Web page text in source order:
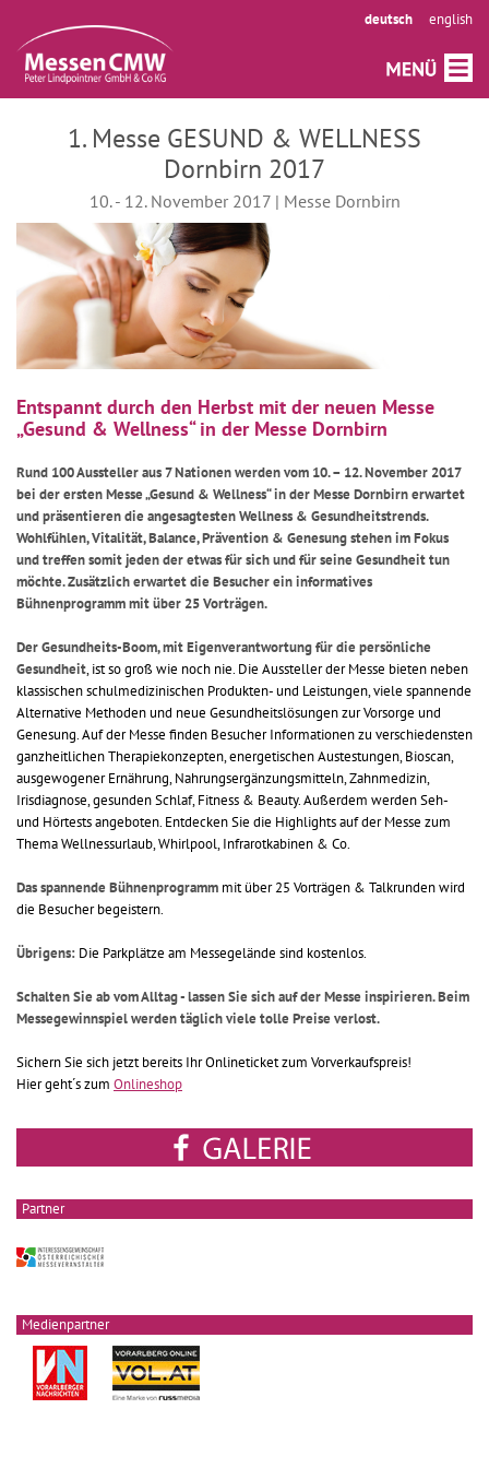
deutsch english
1. Messe GESUND & WELLNESS
Dornbirn 2017
10. - 12. November 2017 | Messe Dornbirn
Entspannt durch den Herbst mit der neuen Messe
„Gesund & Wellness“ in der Messe Dornbirn
Rund 100 Aussteller aus 7 Nationen werden vom 10. – 12. November 2017
bei der ersten Messe „Gesund & Wellness“ in der Messe Dornbirn erwartet
und präsentieren die angesagtesten Wellness & Gesundheitstrends.
Wohlfühlen, Vitalität, Balance, Prävention & Genesung stehen im Fokus
und treffen somit jeden der etwas für sich und für seine Gesundheit tun
möchte. Zusätzlich erwartet die Besucher ein informatives
Bühnenprogramm mit über 25 Vorträgen.
Der Gesundheits-Boom, mit Eigenverantwortung für die persönliche
Gesundheit, ist so groß wie noch nie. Die Aussteller der Messe bieten neben
klassischen schulmedizinischen Produkten- und Leistungen, viele spannende
Alternative Methoden und neue Gesundheitslösungen zur Vorsorge und
Genesung. Auf der Messe finden Besucher Informationen zu verschiedensten
ganzheitlichen Therapiekonzepten, energetischen Austestungen, Bioscan,
ausgewogener Ernährung, Nahrungsergänzungsmitteln, Zahnmedizin,
Irisdiagnose, gesunden Schlaf, Fitness & Beauty. Außerdem werden Seh-
und Hörtests angeboten. Entdecken Sie die Highlights auf der Messe zum
Thema Wellnessurlaub, Whirlpool, Infrarotkabinen & Co.
Das spannende Bühnenprogramm mit über 25 Vorträgen & Talkrunden wird
die Besucher begeistern.
Übrigens: Die Parkplätze am Messegelände sind kostenlos.
Schalten Sie ab vom Alltag - lassen Sie sich auf der Messe inspirieren. Beim
Messegewinnspiel werden täglich viele tolle Preise verlost.
Sichern Sie sich jetzt bereits Ihr Onlineticket zum Vorverkaufspreis!
Hier geht´s zum Onlineshop
Partner
Medienpartner